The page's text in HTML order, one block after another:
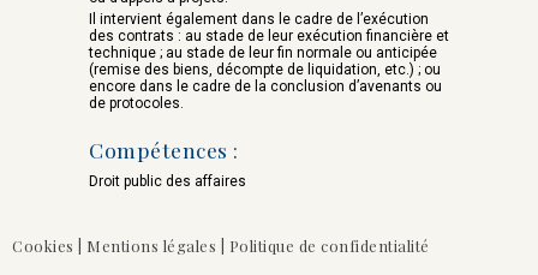
de Moustier Lampe
Il intervient également dans le cadre de l’exécution
des contrats : au stade de leur exécution financière et
technique ; au stade de leur fin normale ou anticipée
(remise des biens, décompte de liquidation, etc.) ; ou
encore dans le cadre de la conclusion d’avenants ou
de protocoles.
Compétences :
Droit public des affaires
Cookies Mentions légales Politique de confidentialité